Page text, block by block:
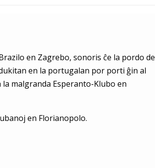
en Zagrebo, sonoris ĉe la pordo de
en la portugalan por porti ĝin al
malgranda Esperanto-Klubo en
en Florianopolo.